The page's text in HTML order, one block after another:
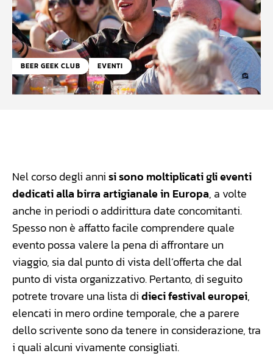
BEER GEEK CLUB EVENTI
Nel corso degli annisi sono moltiplicati gli eventi
dedicati alla birra artigianale in Europa, a volte
anche in periodi o addirittura date concomitanti.
Spesso non è affatto facile comprendere quale
evento possa valere la pena di affrontare un
viaggio, sia dal punto di vista dell’offerta che dal
punto di vista organizzativo. Pertanto, di seguito
potrete trovare una lista didieci festival europei,
elencati in mero ordine temporale, che a parere
dello scrivente sono da tenere in considerazione, tra
i quali alcuni vivamente consigliati.